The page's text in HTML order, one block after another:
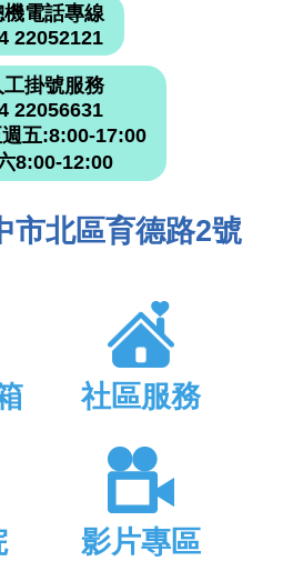
機電話專線
22052121
工掛號服務
22056631
五:8:00-17:00
8:00-12:00
市北區育德路2號
社區服務
影片專區